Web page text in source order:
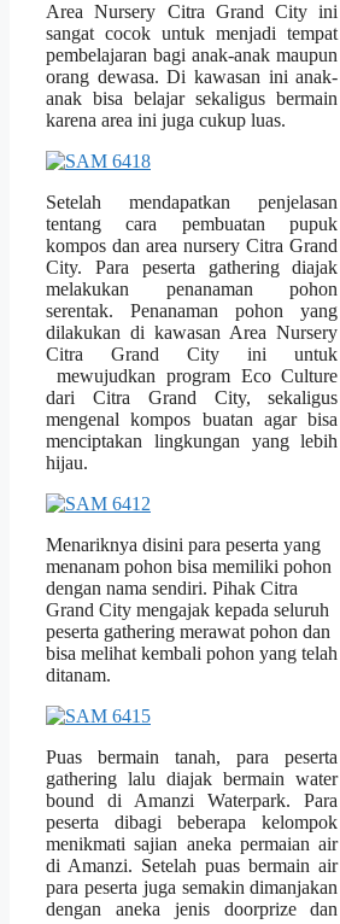
Area Nursery Citra Grand City ini
sangat cocok untuk menjadi tempat
pembelajaran bagi anak-anak maupun
orang dewasa. Di kawasan ini anak-
anak bisa belajar sekaligus bermain
karena area ini juga cukup luas.
Setelah mendapatkan penjelasan
tentang cara pembuatan pupuk
kompos dan area nursery Citra Grand
City. Para peserta gathering diajak
melakukan penanaman pohon
serentak. Penanaman pohon yang
dilakukan di kawasan Area Nursery
Citra Grand City ini untuk
mewujudkan program Eco Culture
dari Citra Grand City, sekaligus
mengenal kompos buatan agar bisa
menciptakan lingkungan yang lebih
hijau.
Menariknya disini para peserta yang
menanam pohon bisa memiliki pohon
dengan nama sendiri. Pihak Citra
Grand City mengajak kepada seluruh
peserta gathering merawat pohon dan
bisa melihat kembali pohon yang telah
ditanam.
Puas bermain tanah, para peserta
gathering lalu diajak bermain water
bound di Amanzi Waterpark. Para
peserta dibagi beberapa kelompok
menikmati sajian aneka permaian air
di Amanzi. Setelah puas bermain air
para peserta juga semakin dimanjakan
dengan aneka jenis doorprize dan